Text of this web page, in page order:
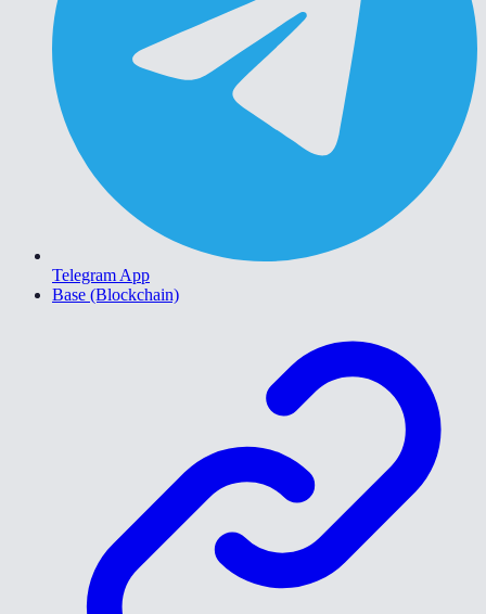
Telegram App
Base (Blockchain)